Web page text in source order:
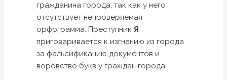
гражданина города, так как у него
отсутствует непроверяемая
орфограмма. Преступник Я
приговаривается к изгнанию из города
за фальсификацию документов и
воровство букв у граждан города.